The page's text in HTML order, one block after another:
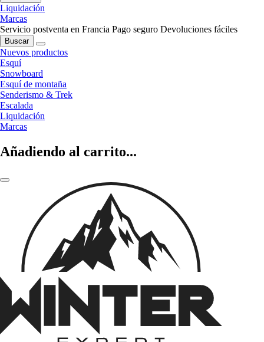
Liquidación
Marcas
Servicio postventa en Francia Pago seguro Devoluciones fáciles
Buscar
Nuevos productos
Esquí
Snowboard
Esquí de montaña
Senderismo & Trek
Escalada
Liquidación
Marcas
Añadiendo al carrito...